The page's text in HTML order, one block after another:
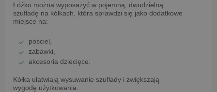
Łóżko można wyposażyć w pojemną, dwudzielną
szufladę na kółkach , która sprawdzi się jako dodatkowe
miejsce na:
pościel,
zabawki,
akcesoria dziecięce.
Kółka ułatwiają wysuwanie szuflady i zwiększają
wygodę użytkowania.